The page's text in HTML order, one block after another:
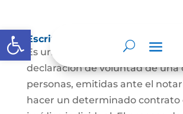
Abrir barra de herramientas
Escritura Pública
Es un documento que contiene
declaración de voluntad de una
personas, emitidas ante el
hacer un determinado contrato